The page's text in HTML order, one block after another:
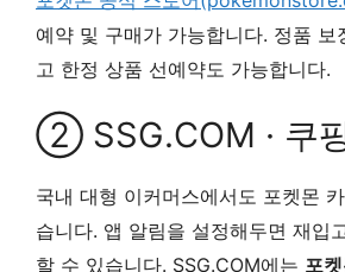
예약 및 구매가 가능합니다. 정품 보
고 한정 상품 선예약도 가능합니다.
② SSG.COM · 쿠
국내 대형 이커머스에서도 포켓몬
습니다. 앱 알림을 설정해두면 재입
할 수 있습니다. SSG.COM에는 포